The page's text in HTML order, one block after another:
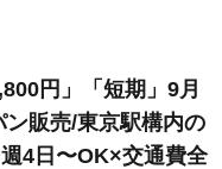
円」「短期」9月
販売/東京駅構内の
4日〜OK×交通費全